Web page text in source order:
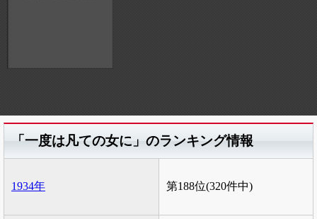
「一度は凡ての女に」のランキング情報
1934年 第188位(320件中)